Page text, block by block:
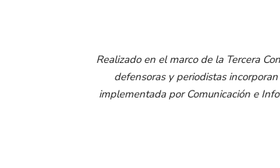
Realizado en el marco de la Tercera
defensoras y periodistas
implementada por Comunicación e